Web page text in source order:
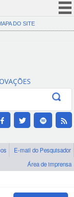
(COVID-19)
Canais
DO SITE
E-mail do Pesquisador
Área de imprensa